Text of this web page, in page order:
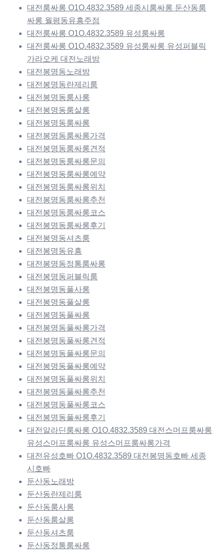
대전룸싸롱 O1O.4832.3589 세종시룸싸롱 둔산동룸
싸롱 월평동유흥주점
대전룸싸롱 O1O.4832.3589 유성룸싸롱
대전룸싸롱 O1O.4832.3589 유성룸싸롱 유성퍼블릭
가라오케 대전노래방
대전봉명동노래방
대전봉명동란제리룸
대전봉명동룸사롱
대전봉명동룸살롱
대전봉명동룸싸롱
대전봉명동룸싸롱가격
대전봉명동룸싸롱견적
대전봉명동룸싸롱문의
대전봉명동룸싸롱예약
대전봉명동룸싸롱위치
대전봉명동룸싸롱추천
대전봉명동룸싸롱코스
대전봉명동룸싸롱후기
대전봉명동셔츠룸
대전봉명동유흥
대전봉명동정통룸싸롱
대전봉명동퍼블릭룸
대전봉명동풀사롱
대전봉명동풀살롱
대전봉명동풀싸롱
대전봉명동풀싸롱가격
대전봉명동풀싸롱견적
대전봉명동풀싸롱문의
대전봉명동풀싸롱예약
대전봉명동풀싸롱위치
대전봉명동풀싸롱추천
대전봉명동풀싸롱코스
대전봉명동풀싸롱후기
대전알라딘룸싸롱 O1O.4832.3589 대전스머프룸싸롱
유성스머프룸싸롱 유성스머프룸싸롱가격
대전유성호빠 O1O.4832.3589 대전봉명동호빠 세종
시호빠
둔산동노래방
둔산동란제리룸
둔산동룸사롱
둔산동룸살롱
둔산동셔츠룸
둔산동정통룸싸롱